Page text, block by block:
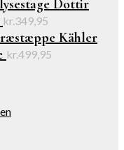
Dottir
kr. 349,95
Kähler
kr.499,95